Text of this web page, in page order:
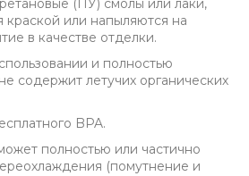
(ПУ) смолы или лаки,
краской или напыляются на
в качестве отделки.
и полностью
содержит летучих органических
BPA.
полностью или частично
(помутнение и